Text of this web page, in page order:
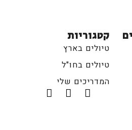
קטגוריות
טיולים בארץ
טיולים בחו"ל
המדריכים שלי